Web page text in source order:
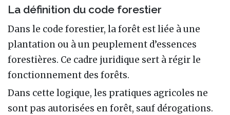
La définition du code forestier
Dans le code forestier, la forêt est liée à une
plantation ou à un peuplement d’essences
forestières. Ce cadre juridique sert à régir le
fonctionnement des forêts.
Dans cette logique, les pratiques agricoles ne
sont pas autorisées en forêt, sauf dérogations.